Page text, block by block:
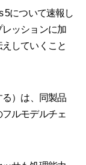
5について速報し
ッションに加
していくこと
る）は、同製品
ルモデルチェ